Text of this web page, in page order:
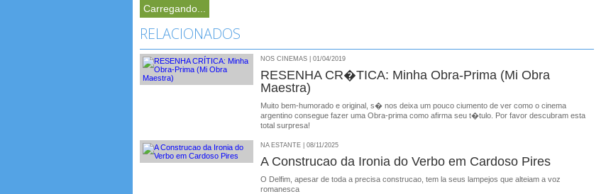
Carregando...
RELACIONADOS
NOS CINEMAS | 01/04/2019
RESENHA CR�TICA: Minha Obra-Prima (Mi Obra
Maestra)
Muito bem-humorado e original, s� nos deixa um pouco ciumento de ver como o cinema
argentino consegue fazer uma Obra-prima como afirma seu t�tulo. Por favor descubram esta
total surpresa!
NA ESTANTE | 08/11/2025
A Construcao da Ironia do Verbo em Cardoso Pires
O Delfim, apesar de toda a precisa construcao, tem la seus lampejos que alteiam a voz
romanesca